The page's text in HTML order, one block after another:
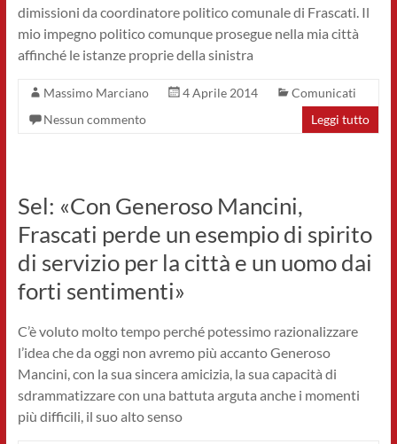
dimissioni da coordinatore politico comunale di Frascati. Il
mio impegno politico comunque prosegue nella mia città
affinché le istanze proprie della sinistra
Massimo Marciano 4 Aprile 2014
Comunicati
Nessun commento
Leggi tutto
Sel: «Con Generoso Mancini,
Frascati perde un esempio di spirito
di servizio per la città e un uomo dai
forti sentimenti»
C’è voluto molto tempo perché potessimo razionalizzare
l’idea che da oggi non avremo più accanto Generoso
Mancini, con la sua sincera amicizia, la sua capacità di
sdrammatizzare con una battuta arguta anche i momenti
più difficili, il suo alto senso